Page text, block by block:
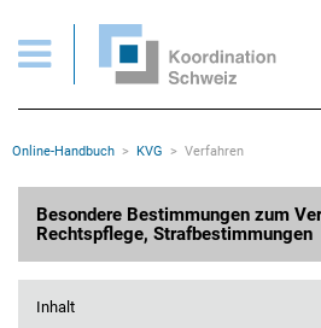
Wichtige Seiten
Home
Inhalt
Sitemap
Rootline Navigation
Online-Handbuch KVG Verfahren
Besondere Bestimmungen zum
Rechtspflege, Strafbestimmungen
Inhalt